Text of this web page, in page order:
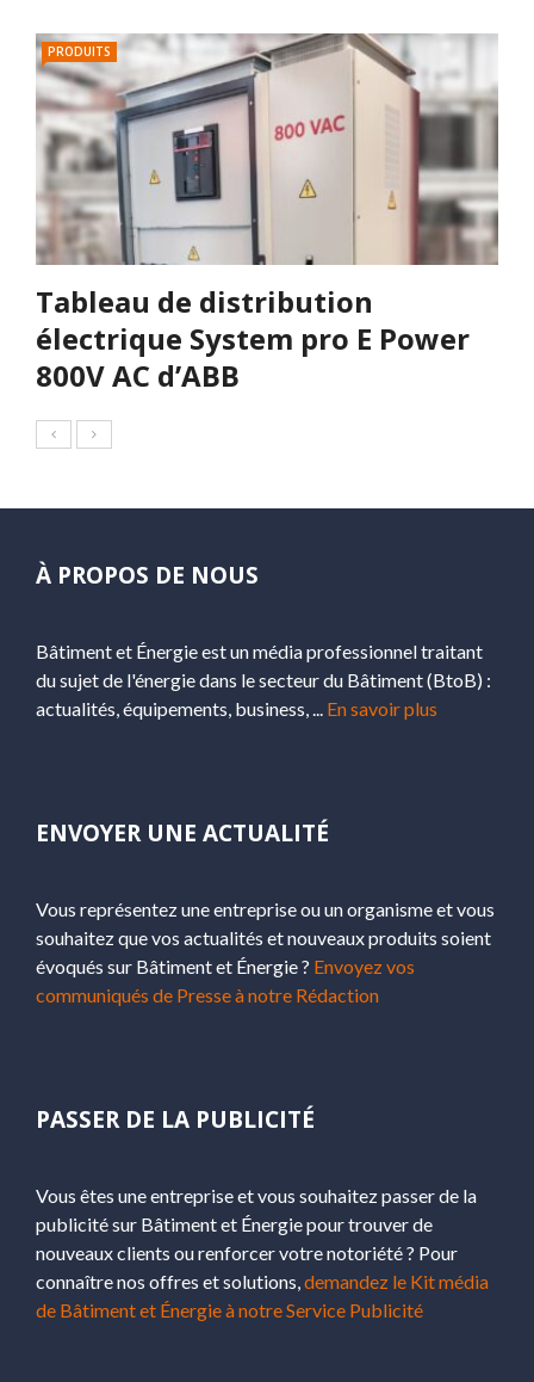
PRODUITS
Tableau de distribution
électrique System pro E Power
800V AC d’ABB
À PROPOS DE NOUS
Bâtiment et Énergie est un média professionnel traitant
du sujet de l'énergie dans le secteur du Bâtiment (BtoB) :
actualités, équipements, business, ... En savoir plus
ENVOYER UNE ACTUALITÉ
Vous représentez une entreprise ou un organisme et vous
souhaitez que vos actualités et nouveaux produits soient
évoqués sur Bâtiment et Énergie ? Envoyez vos
communiqués de Presse à notre Rédaction
PASSER DE LA PUBLICITÉ
Vous êtes une entreprise et vous souhaitez passer de la
publicité sur Bâtiment et Énergie pour trouver de
nouveaux clients ou renforcer votre notoriété ? Pour
connaître nos offres et solutions,demandez le Kit média
de Bâtiment et Énergie à notre Service Publicité